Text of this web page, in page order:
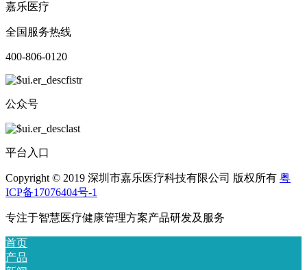
嘉乐医疗
全国服务热线
400-806-0120
公众号
平台入口
Copyright © 2019 深圳市嘉乐医疗科技有限公司 版权所有 粤
ICP备17076404号-1
专注于智慧医疗健康管理方案产品研发及服务
首页
产品